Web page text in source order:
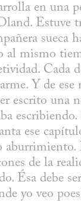
en una
Estuve
sueca
al mismo
Cada
Y de
escrito una
ese
aburrimiento.
de la
Ésa debe
yo veo